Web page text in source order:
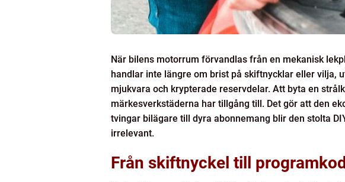
När bilens motorrum förvandlas från en mekanisk
handlar inte längre om brist på skiftnycklar eller vilja,
mjukvara och krypterade reservdelar. Att byta en
märkesverkstäderna har tillgång till. Det gör att den
tvingar bilägare till dyra abonnemang blir den stolta
irrelevant.
Från skiftnyckel till